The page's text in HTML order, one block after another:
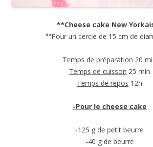
**Cheese cake New
°°Pour un cercle de 15 cm de
Temps de préparation 20
Temps de cuisson 25 min
Temps de repos 12h
-Pour le cheese cake
-125 g de petit beurre
-40 g de beurre